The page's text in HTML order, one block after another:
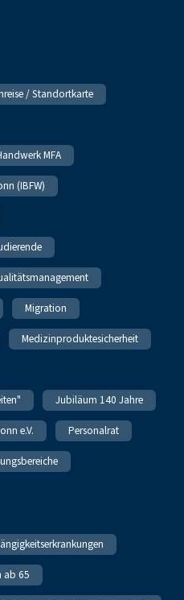
/ Standortkarte
MFA
(IBFW)
Migration
Medizinproduktesicherheit
Jubiläum 140 Jahre
e.V. Personalrat
ab 65